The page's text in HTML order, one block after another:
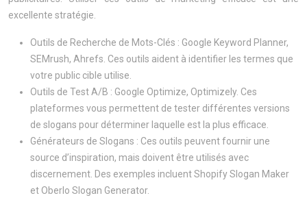
excellente stratégie.
Outils de Recherche de Mots-Clés : Google Keyword Planner,
SEMrush, Ahrefs. Ces outils aident à identifier les termes que
votre public cible utilise.
Outils de Test A/B : Google Optimize, Optimizely. Ces
plateformes vous permettent de tester différentes versions
de slogans pour déterminer laquelle est la plus efficace.
Générateurs de Slogans : Ces outils peuvent fournir une
source d’inspiration, mais doivent être utilisés avec
discernement. Des exemples incluent Shopify Slogan Maker
et Oberlo Slogan Generator.